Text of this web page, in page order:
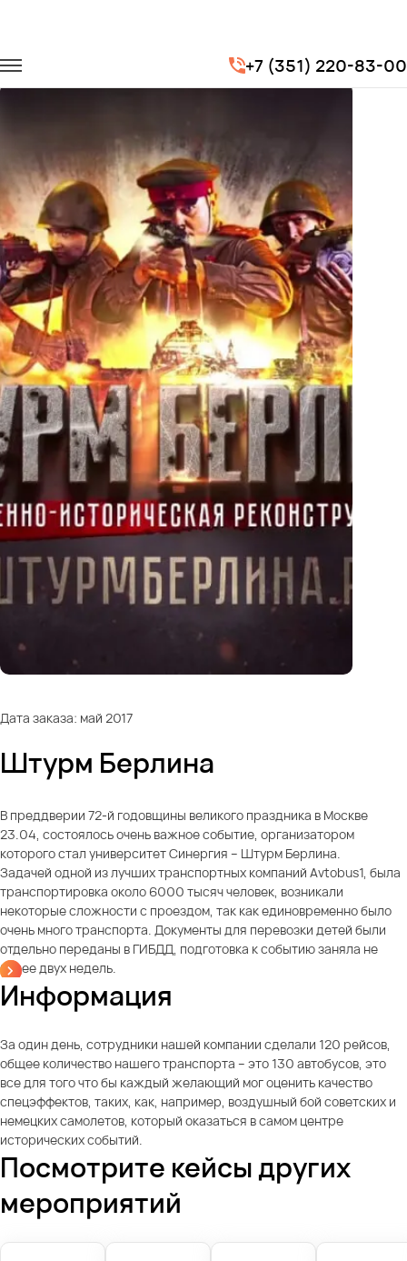
+7 (351) 220-83-00
Транспорт на мероприятия
Штурм Берлина
Дата заказа: май 2017
Штурм Берлина
В преддверии 72-й годовщины великого праздника в Москве
23.04, состоялось очень важное событие, организатором
которого стал университет Синергия – Штурм Берлина.
Задачей одной из лучших транспортных компаний Avtobus1, была
транспортировка около 6000 тысяч человек, возникали
некоторые сложности с проездом, так как единовременно было
очень много транспорта. Документы для перевозки детей были
отдельно переданы в ГИБДД, подготовка к событию заняла не
более двух недель.
Информация
За один день, сотрудники нашей компании сделали 120 рейсов,
общее количество нашего транспорта – это 130 автобусов, это
все для того что бы каждый желающий мог оценить качество
спецэффектов, таких, как, например, воздушный бой советских и
немецких самолетов, который оказаться в самом центре
исторических событий.
Посмотрите кейсы других
мероприятий